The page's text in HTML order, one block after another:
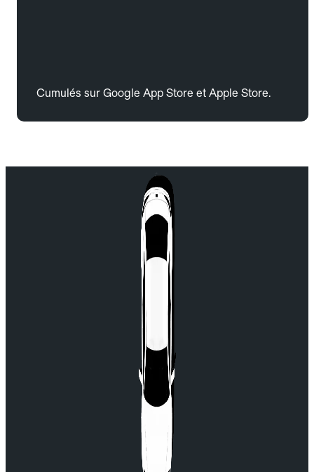
Cumulés sur Google App Store et Apple Store.